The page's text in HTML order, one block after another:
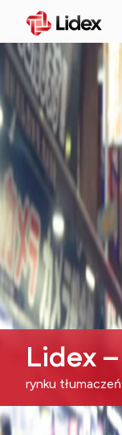
Lidex
rynku